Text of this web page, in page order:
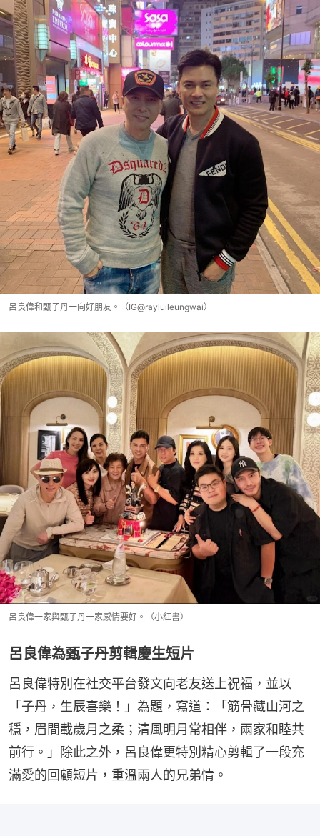
呂良偉和甄子丹一向好朋友。（IG@rayluileungwai）
呂良偉一家與甄子丹一家感情要好。（小紅書）
呂良偉為甄子丹剪輯慶生短片
呂良偉特別在社交平台發文向老友送上祝福，並以
「子丹，生辰喜樂！」為題，寫道：「筋骨藏山河之
穩，眉間載歲月之柔；清風明月常相伴，兩家和睦共
前行。」除此之外，呂良偉更特別精心剪輯了一段充
滿愛的回顧短片，重溫兩人的兄弟情。